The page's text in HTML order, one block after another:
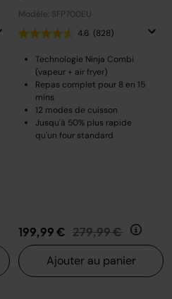
Modèle: SFP700EU
4.6 (828)
Technologie Ninja Combi
(vapeur + air fryer)
Repas complet pour 8 en 15
mins
12 modes de cuisson
Jusqu'à 50% plus rapide
qu'un four standard
199,99 € Prix réduit de
279,99 € au
Ajouter au panier